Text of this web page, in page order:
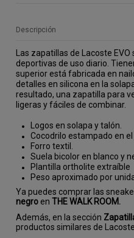
Descripción
Las zapatillas de Lacoste
deportivas de uso diario.
superior está fabricada en
detalles en silicona en la
resultado, una zapatilla para
ligeras y fáciles de combinar.
Logos en solapa y talón.
Cocodrilo estampado en el
Forro textil.
Suela bicolor en blanco y
Plantilla ortholite extraíble
Peso aproximado por
Ya puedes comprar las
negro enTHE WALK ROOM.
Además, en la sección
productos similares de